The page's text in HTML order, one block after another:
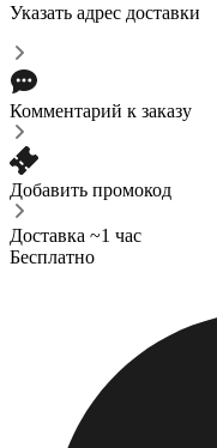
Указать адрес доставки
Комментарий к заказу
Добавить промокод
Доставка ~1 час
Бесплатно